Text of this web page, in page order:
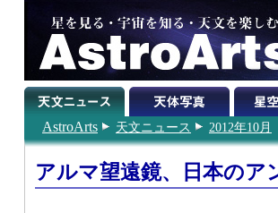
AstroArts 天文ニュース 2012年10月
アルマ望遠鏡、日本のア